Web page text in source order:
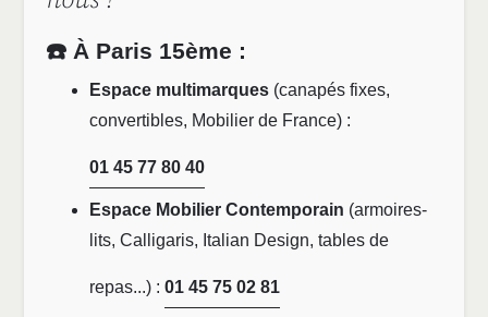
☎️ À Paris 15ème :
Espace multimarques (canapés fixes,
convertibles, Mobilier de France) :
01 45 77 80 40
Espace Mobilier Contemporain (armoires-
lits, Calligaris, Italian Design, tables de
repas...) : 01 45 75 02 81